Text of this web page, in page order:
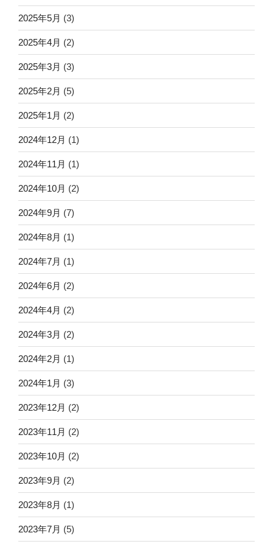
2025年5月 (3)
2025年4月 (2)
2025年3月 (3)
2025年2月 (5)
2025年1月 (2)
2024年12月 (1)
2024年11月 (1)
2024年10月 (2)
2024年9月 (7)
2024年8月 (1)
2024年7月 (1)
2024年6月 (2)
2024年4月 (2)
2024年3月 (2)
2024年2月 (1)
2024年1月 (3)
2023年12月 (2)
2023年11月 (2)
2023年10月 (2)
2023年9月 (2)
2023年8月 (1)
2023年7月 (5)